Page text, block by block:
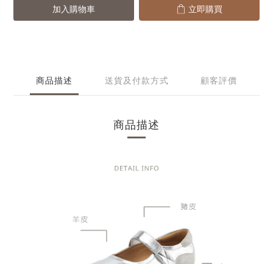
加入購物車 立即購買
商品描述 送貨及付款方式 顧客評價
商品描述